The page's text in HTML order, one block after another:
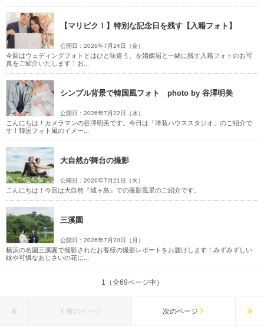
【マリピク！】特別な記念日を残す【入籍フォト】
公開日：2026年7月24日（金）
今回はウェディングフォトとはひと味違う、を婚姻届と一緒に残す入籍フォトのお写
真をご紹介いたします！お...
シンプル背景で韓国風フォト photo by 谷澤明美
公開日：2026年7月22日（水）
こんにちは！カメラマンの谷澤明美です。今日は「洋装ハウススタジオ」のご紹介で
す！韓国フォト風のイメー...
大自然が舞台の撮影
公開日：2026年7月21日（火）
こんにちは！今回は大自然『城ヶ島』での撮影風景のご紹介です。
三溪園
公開日：2026年7月20日（月）
横浜の名園三溪園で撮影されたお客様の撮影レポートをお届けします！みずみずしい
緑や可憐なあじさいの花に...
1（全69ページ中）
前のページ 次のページ